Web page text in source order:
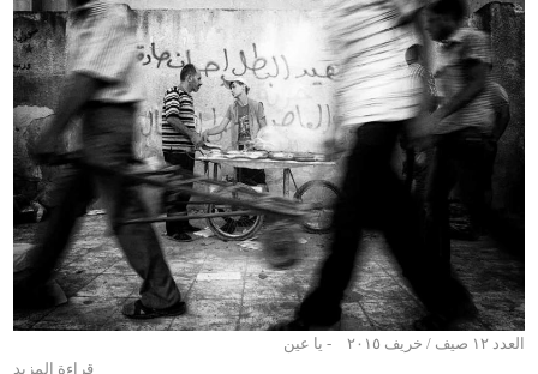
يا عين
قراءة المزيدحول